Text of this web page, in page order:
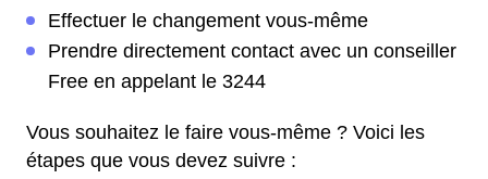
Effectuer le changement vous-même
Prendre directement contact avec un conseiller
Free en appelant le 3244
Vous souhaitez le faire vous-même ? Voici les
étapes que vous devez suivre :